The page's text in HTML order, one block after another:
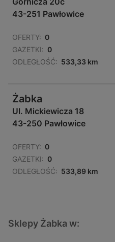
43-251 Pawłowice
OFERTY: 0
GAZETKI: 0
ODLEGŁOŚĆ: 533,33 km
Żabka
Ul. Mickiewicza 18
43-250 Pawłowice
OFERTY: 0
GAZETKI: 0
ODLEGŁOŚĆ: 533,89 km
Sklepy Żabka w: